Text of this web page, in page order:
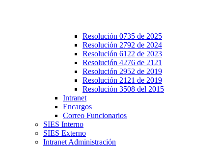
Resolución 0735 de 2025
Resolución 2792 de 2024
Resolución 6122 de 2023
Resolución 4276 de 2121
Resolución 2952 de 2019
Resolución 2121 de 2019
Resolución 3508 del 2015
Intranet
Encargos
Correo Funcionarios
SIES Interno
SIES Externo
Intranet Administración